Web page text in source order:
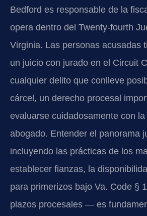
Bedford es responsable de la
opera dentro del Twenty-fourth
Virginia. Las personas acusadas
un juicio con jurado en el Circuit
cualquier delito que conlleve
cárcel, un derecho procesal
evaluarse cuidadosamente con
abogado. Entender el panorama
incluyendo las prácticas de los
establecer fianzas, la
para primerizos bajo Va. Code §
plazos procesales — es